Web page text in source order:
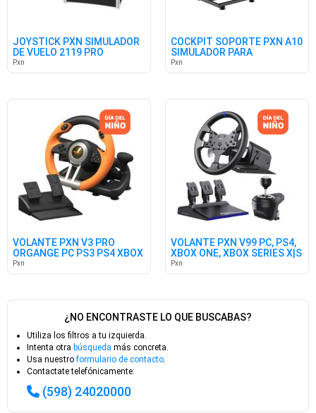
JOYSTICK PXN SIMULADOR
DE VUELO 2119 PRO
Pxn
COCKPIT SOPORTE PXN A10
SIMULADOR PARA
VOLANTES
Pxn
VOLANTE PXN V3 PRO
ORGANGE PC PS3 PS4 XBOX
SWITCH
Pxn
VOLANTE PXN V99 PC, PS4,
XBOX ONE, XBOX SERIES X|S
Pxn
¿NO ENCONTRASTE LO QUE BUSCABAS?
Utiliza los filtros a tu izquierda.
Intenta otra búsqueda más concreta.
Usa nuestroformulario de contacto.
Contactate telefónicamente:
(598) 24020000